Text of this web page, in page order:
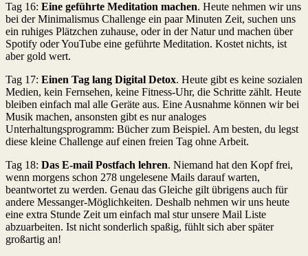
Tag 16: Eine geführte Meditation machen. Heute nehmen wir uns
bei der Minimalismus Challenge ein paar Minuten Zeit, suchen uns
ein ruhiges Plätzchen zuhause, oder in der Natur und machen über
Spotify oder YouTube eine geführte Meditation. Kostet nichts, ist
aber gold wert.
Tag 17: Einen Tag lang Digital Detox. Heute gibt es keine sozialen
Medien, kein Fernsehen, keine Fitness-Uhr, die Schritte zählt. Heute
bleiben einfach mal alle Geräte aus. Eine Ausnahme können wir bei
Musik machen, ansonsten gibt es nur analoges
Unterhaltungsprogramm: Bücher zum Beispiel. Am besten, du legst
diese kleine Challenge auf einen freien Tag ohne Arbeit.
Tag 18: Das E-mail Postfach lehren. Niemand hat den Kopf frei,
wenn morgens schon 278 ungelesene Mails darauf warten,
beantwortet zu werden. Genau das Gleiche gilt übrigens auch für
andere Messanger-Möglichkeiten. Deshalb nehmen wir uns heute
eine extra Stunde Zeit um einfach mal stur unsere Mail Liste
abzuarbeiten. Ist nicht sonderlich spaßig, fühlt sich aber später
großartig an!